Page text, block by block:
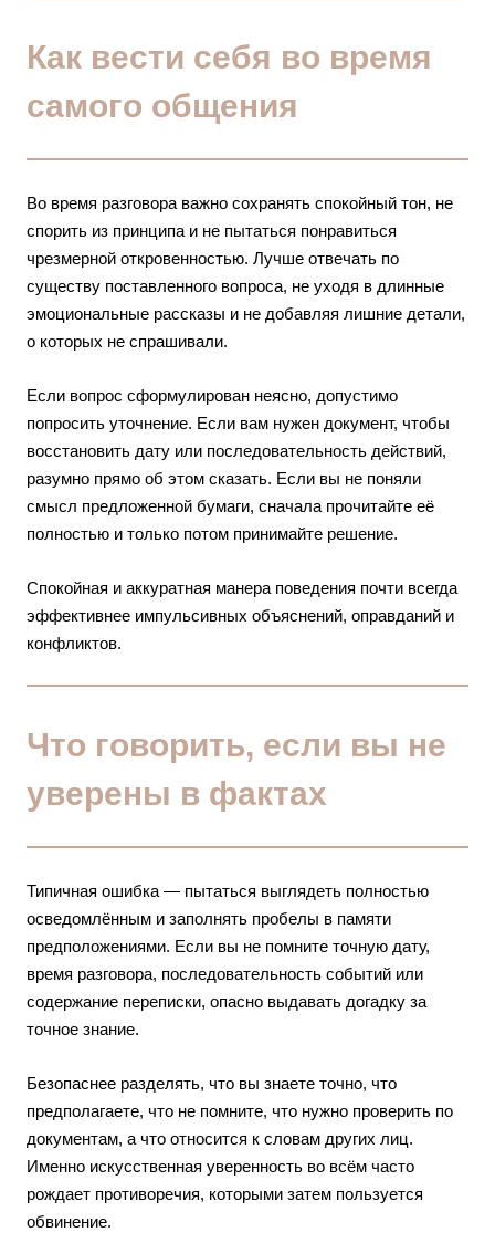
Как вести себя во время
самого общения
Во время разговора важно сохранять спокойный тон, не
спорить из принципа и не пытаться понравиться
чрезмерной откровенностью. Лучше отвечать по
существу поставленного вопроса, не уходя в длинные
эмоциональные рассказы и не добавляя лишние детали,
о которых не спрашивали.
Если вопрос сформулирован неясно, допустимо
попросить уточнение. Если вам нужен документ, чтобы
восстановить дату или последовательность действий,
разумно прямо об этом сказать. Если вы не поняли
смысл предложенной бумаги, сначала прочитайте её
полностью и только потом принимайте решение.
Спокойная и аккуратная манера поведения почти всегда
эффективнее импульсивных объяснений, оправданий и
конфликтов.
Что говорить, если вы не
уверены в фактах
Типичная ошибка — пытаться выглядеть полностью
осведомлённым и заполнять пробелы в памяти
предположениями. Если вы не помните точную дату,
время разговора, последовательность событий или
содержание переписки, опасно выдавать догадку за
точное знание.
Безопаснее разделять, что вы знаете точно, что
предполагаете, что не помните, что нужно проверить по
документам, а что относится к словам других лиц.
Именно искусственная уверенность во всём часто
рождает противоречия, которыми затем пользуется
обвинение.